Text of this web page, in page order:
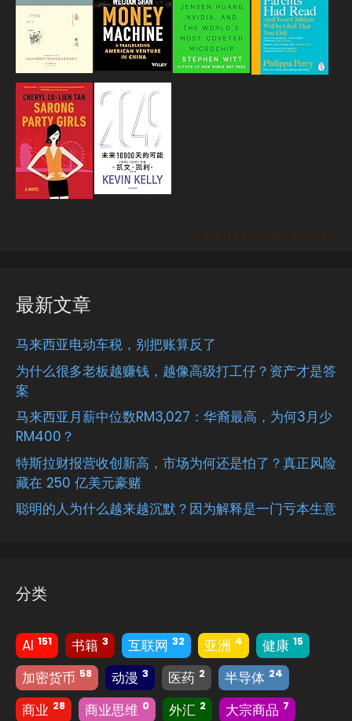
最新文章
马来西亚电动车税，别把账算反了
为什么很多老板越赚钱，越像高级打工仔？资产才是答
案
马来西亚月薪中位数RM3,027：华裔最高，为何3月少
RM400？
特斯拉财报营收创新高，市场为何还是怕了？真正风险
藏在 250 亿美元豪赌
聪明的人为什么越来越沉默？因为解释是一门亏本生意
分类
AI 151 书籍 3 互联网 32 亚洲 4 健康 15
加密货币 58 动漫 3 医药 2 半导体 24
商业 28 商业思维 0 外汇 2 大宗商品 7